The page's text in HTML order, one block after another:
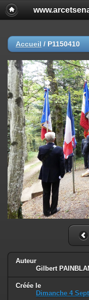
Accueil / P1150410
Auteur
Gilbert
Créée le
Dimanche 4